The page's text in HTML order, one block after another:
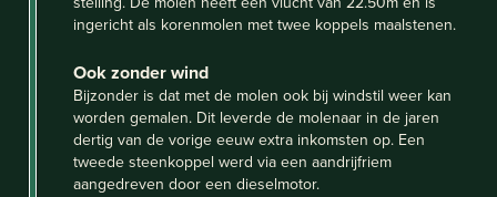
ingericht als korenmolen met twee koppels maalstenen.
Ook zonder wind
Bijzonder is dat met de molen ook bij windstil weer kan
worden gemalen. Dit leverde de molenaar in de jaren
dertig van de vorige eeuw extra inkomsten op. Een
tweede steenkoppel werd via een aandrijfriem
aangedreven door een dieselmotor.